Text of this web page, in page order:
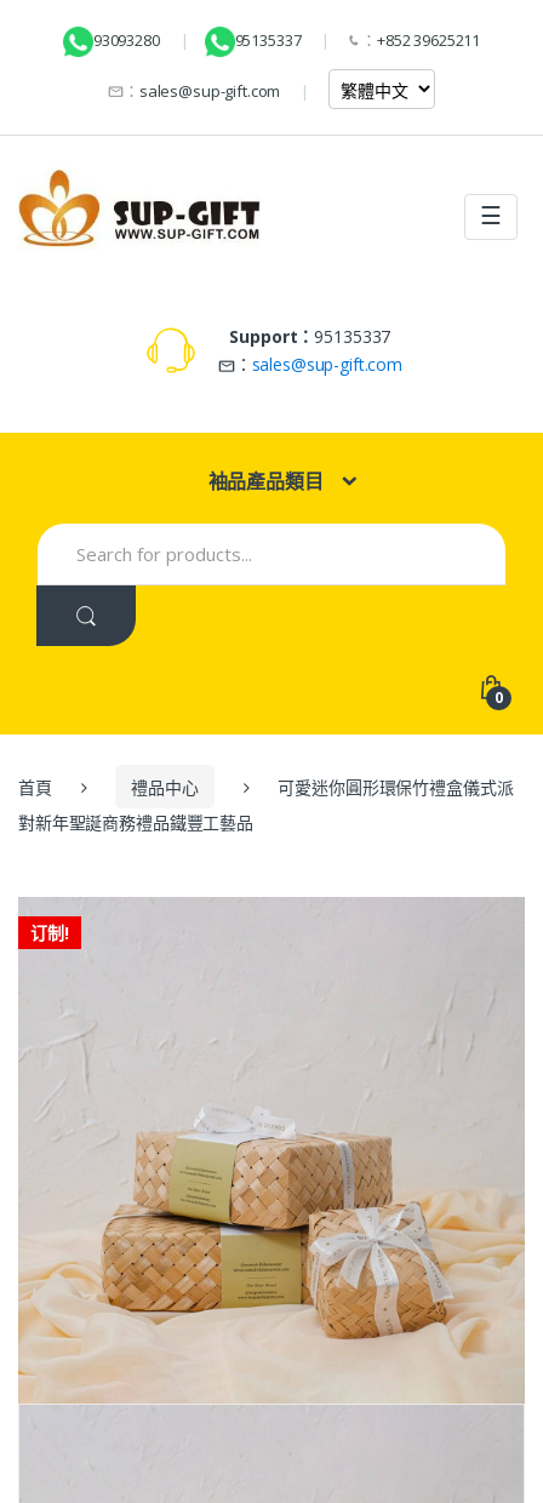
93093280 95135337 ： +852 39625211
： sales@sup-gift.com
☰
Support：95135337
： sales@sup-gift.com
袖品產品類目
Search
for:
0
首頁 禮品中心
可愛迷你圓形環保竹禮盒儀式派
對新年聖誕商務禮品鐵豐工藝品
订制!